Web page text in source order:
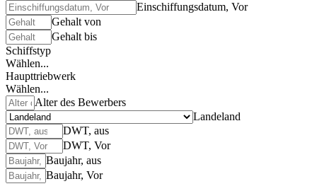
Einschiffungsdatum, Vor
Gehalt von
Gehalt bis
Schiffstyp
Wählen...
Haupttriebwerk
Wählen...
Alter des Bewerbers
Landeland
DWT, aus
DWT, Vor
Baujahr, aus
Baujahr, Vor